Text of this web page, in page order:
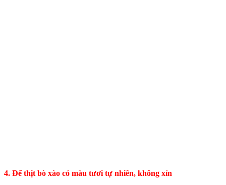
4. Để thịt bò xào có màu tươi tự nhiên, không xỉn